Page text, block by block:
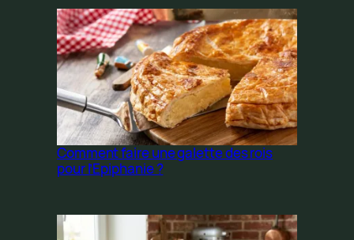
Comment faire une galette des rois
pour l’Epiphanie ?